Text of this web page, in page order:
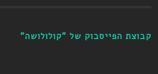
קבוצת הפייסבוק של "קולולושה"